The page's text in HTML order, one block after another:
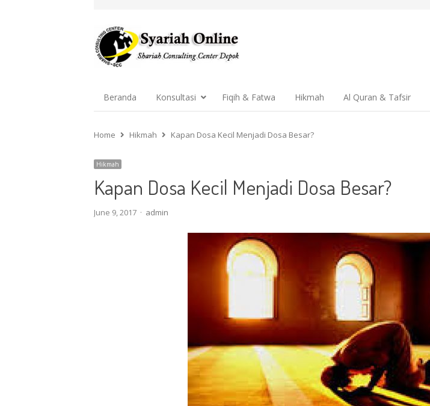
Beranda Konsultasi Fiqih & Fatwa Hikmah Al Quran & Tafsir
Home
Hikmah Kapan Dosa Kecil Menjadi Dosa Besar?
Hikmah
Kapan Dosa Kecil Menjadi Dosa Besar?
June 9, 2017 Author
admin